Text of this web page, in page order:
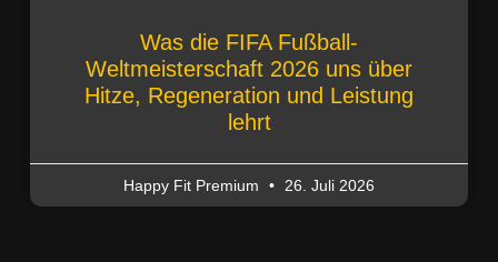
Was die FIFA Fußball-
Weltmeisterschaft 2026 uns über
Hitze, Regeneration und Leistung
lehrt
Happy Fit Premium 26. Juli 2026